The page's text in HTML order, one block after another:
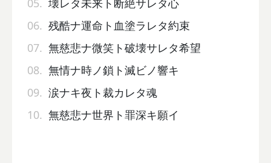
05. 壊レタ未来ト断絶サレタ心
06. 残酷ナ運命ト血塗ラレタ約束
07. 無慈悲ナ微笑ト破壊サレタ希望
08. 無情ナ時ノ鎖ト滅ビノ響キ
09. 涙ナキ夜ト裁カレタ魂
10. 無慈悲ナ世界ト罪深キ願イ